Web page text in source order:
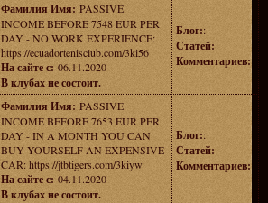
Фамилия Имя: PASSIVE
INCOME BEFORE 7548 EUR PER
DAY - NO WORK EXPERIENCE:
https://ecuadortenisclub.com/3ki56
На сайте с: 06.11.2020
В клубах не состоит.
Блог::
Статей:
Комментариев:
Фамилия Имя: PASSIVE
INCOME BEFORE 7653 EUR PER
DAY - IN A MONTH YOU CAN
BUY YOURSELF AN EXPENSIVE
CAR: https://jtbtigers.com/3kiyw
На сайте с: 04.11.2020
В клубах не состоит.
Блог::
Статей:
Комментариев: